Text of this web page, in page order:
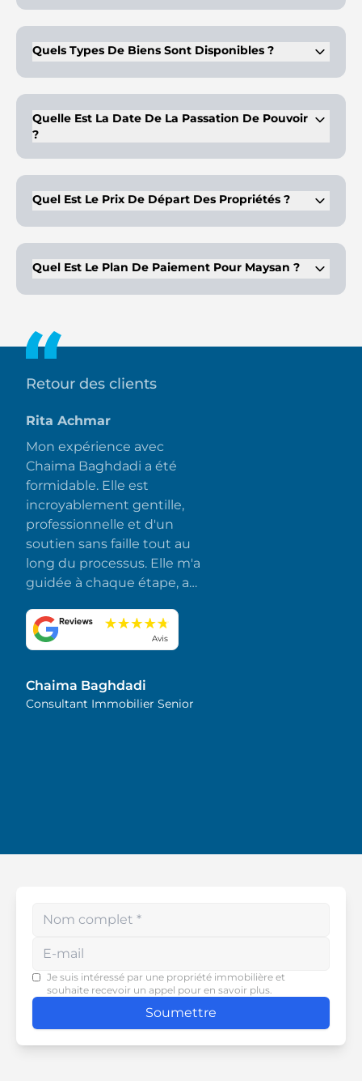
environnement serein avec un accès facile aux principaux
sites touristiques de la ville.
Quels Types De Biens Sont Disponibles ?
des appartements de 3 et 4 chambres, répondant ainsi à
différents besoins en matière de logement.
Quelle Est La Date De La Passation De Pouvoir
?
trimestre 2027, ce qui laisse suffisamment de temps pour
l'achèvement des travaux.
Quel Est Le Prix De Départ Des Propriétés ?
Maysan est de 3,3 millions de dirhams.
Quel Est Le Plan De Paiement Pour Maysan ?
Retour des clients
Rita Achmar
Mon expérience avec
Chaima Baghdadi a été
formidable. Elle est
incroyablement gentille,
professionnelle et d'un
soutien sans faille tout au
long du processus. Elle m'a
guidée à chaque étape, a
toutes mes questions et a
fait en sorte que tout se
stress. J'apprécie
sincèrement son
Avis
Chaima Baghdadi
Consultant Immobilier Senior
Enter your phone number
Je suis intéressé par une propriété immobilière et
souhaite recevoir un appel pour en savoir plus.
Soumettre